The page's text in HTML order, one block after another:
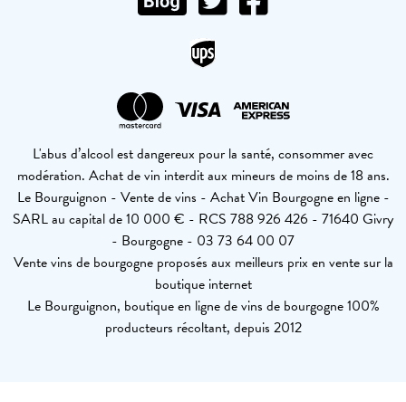
L'abus d’alcool est dangereux pour la santé, consommer avec
modération. Achat de vin interdit aux mineurs de moins de 18 ans.
Le Bourguignon - Vente de vins - Achat Vin Bourgogne en ligne -
SARL au capital de 10 000 € - RCS 788 926 426 - 71640 Givry
- Bourgogne - 03 73 64 00 07
Vente vins de bourgogne proposés aux meilleurs prix en vente sur la
boutique internet
Le Bourguignon, boutique en ligne de vins de bourgogne 100%
producteurs récoltant, depuis 2012